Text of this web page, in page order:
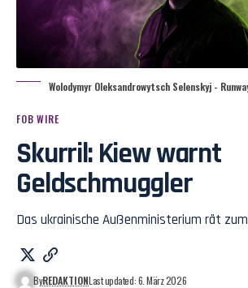
Wolodymyr Oleksandrowytsch Selenskyj -
FOB WIRE
Skurril: Kiew warnt
Geldschmuggler
Das ukrainische Außenministerium rät
ByREDAKTIONLast updated: 6. März 2026